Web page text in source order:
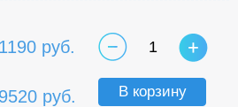
1190 руб.
9520 руб.
1
В корзину